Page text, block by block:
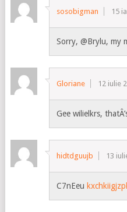
sosobigman 15
Sorry, @Brylu, my
Gloriane 12 iulie
Gee wilielkrs,
hidtdguujb 13
C7nEeu